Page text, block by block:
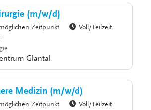
(m/w/d)
Zeitpunkt
Voll/Teilzeit
Glantal
Medizin (m/w/d)
Zeitpunkt
Voll/Teilzeit